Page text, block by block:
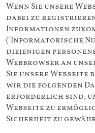
Wenn Sie unsere
dabei zu
Informationen
("Informatorische
diejenigen
Webbrowser an
Sie unsere
wir die folgenden
erforderlich sind,
Webseite zu
Sicherheit zu